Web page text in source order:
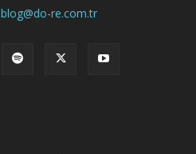
blog@do-re.com.tr